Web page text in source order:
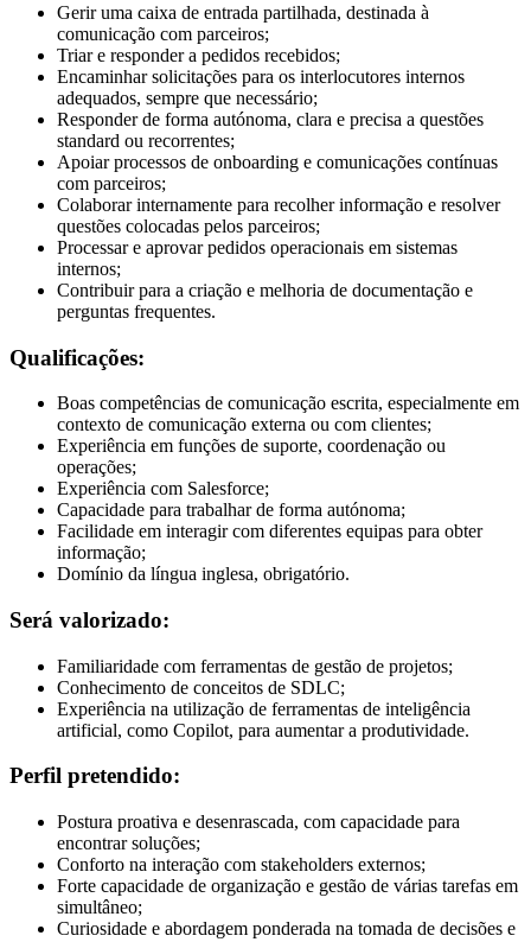
Gerir uma caixa de entrada partilhada, destinada à
comunicação com parceiros;
Triar e responder a pedidos recebidos;
Encaminhar solicitações para os interlocutores internos
adequados, sempre que necessário;
Responder de forma autónoma, clara e precisa a questões
standard ou recorrentes;
Apoiar processos de onboarding e comunicações contínuas
com parceiros;
Colaborar internamente para recolher informação e resolver
questões colocadas pelos parceiros;
Processar e aprovar pedidos operacionais em sistemas
internos;
Contribuir para a criação e melhoria de documentação e
perguntas frequentes.
Qualificações:
Boas competências de comunicação escrita, especialmente em
contexto de comunicação externa ou com clientes;
Experiência em funções de suporte, coordenação ou
operações;
Experiência com Salesforce;
Capacidade para trabalhar de forma autónoma;
Facilidade em interagir com diferentes equipas para obter
informação;
Domínio da língua inglesa, obrigatório.
Será valorizado:
Familiaridade com ferramentas de gestão de projetos;
Conhecimento de conceitos de SDLC;
Experiência na utilização de ferramentas de inteligência
artificial, como Copilot, para aumentar a produtividade.
Perfil pretendido:
Postura proativa e desenrascada, com capacidade para
encontrar soluções;
Conforto na interação com stakeholders externos;
Forte capacidade de organização e gestão de várias tarefas em
simultâneo;
Curiosidade e abordagem ponderada na tomada de decisões e